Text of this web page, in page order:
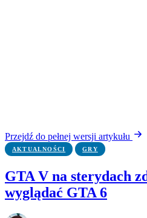
Przejdź do pełnej wersji artykułu
AKTUALNOŚCI GRY
GTA V na sterydach
wyglądać GTA 6